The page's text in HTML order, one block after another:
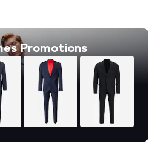
Promotions